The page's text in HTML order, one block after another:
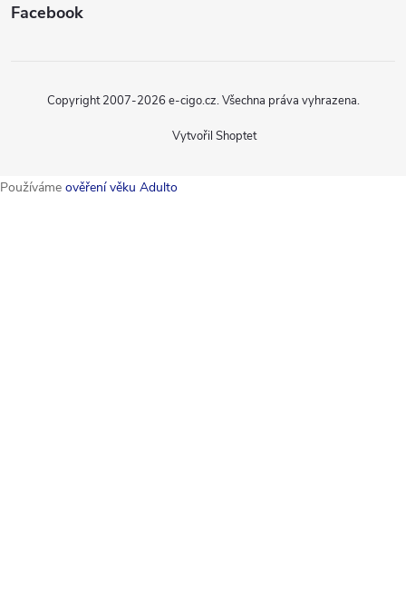
Facebook
Vytvořil Shoptet
Copyright 2007-2026 e-cigo.cz. Všechna práva vyhrazena.
Používáme ověření věku Adulto